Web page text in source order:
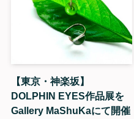
【東京・神楽坂】
DOLPHIN EYES作品展を
Gallery MaShuKaにて開催